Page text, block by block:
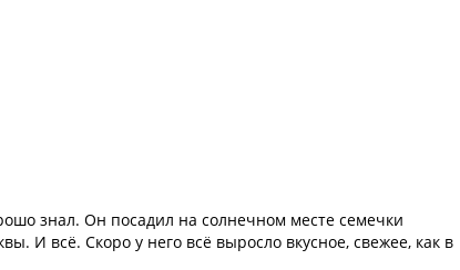
знал. Он посадил на солнечном месте семечки
И всё. Скоро у него всё выросло вкусное, свежее, как в